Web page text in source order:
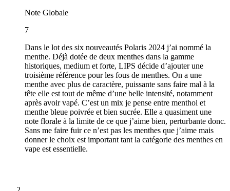
Note Globale
7
Dans le lot des six nouveautés Polaris 2024 j’ai nommé la
menthe. Déjà dotée de deux menthes dans la gamme
historiques, medium et forte, LIPS décide d’ajouter une
troisième référence pour les fous de menthes. On a une
menthe avec plus de caractère, puissante sans faire mal à la
tête elle est tout de même d’une belle intensité, notamment
après avoir vapé. C’est un mix je pense entre menthol et
menthe bleue poivrée et bien sucrée. Elle a quasiment une
note florale à la limite de ce que j’aime bien, perturbante donc.
Sans me faire fuir ce n’est pas les menthes que j’aime mais
donner le choix est important tant la catégorie des menthes en
vape est essentielle.